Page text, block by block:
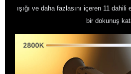
ışığı ve daha fazlasını içeren 11
bir dokunuş